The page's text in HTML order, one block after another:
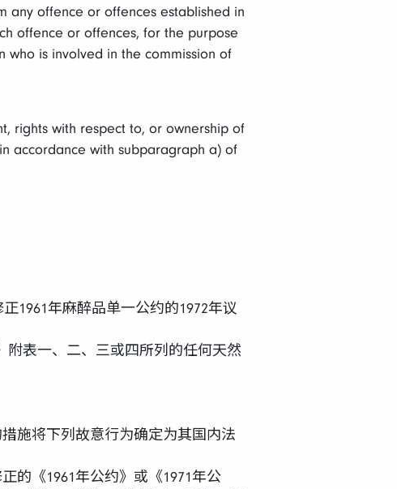
offence or offences established in
offence or offences, for the purpose
is involved in the commission of
rights with respect to, or ownership of
accordance with subparagraph a) of
1961年麻醉品单一公约的1972年议
附表一、二、三或四所列的任何天然
施将下列故意行为确定为其国内法
的《1961年公约》或《1971年公